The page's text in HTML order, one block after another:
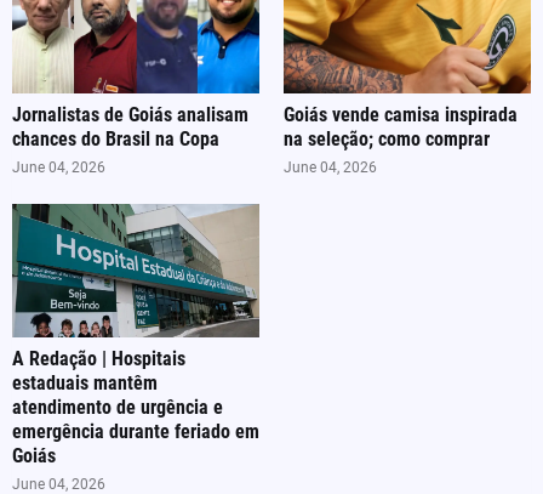
Jornalistas de Goiás analisam
chances do Brasil na Copa
June 04, 2026
Goiás vende camisa inspirada
na seleção; como comprar
June 04, 2026
A Redação | Hospitais
estaduais mantêm
atendimento de urgência e
emergência durante feriado em
Goiás
June 04, 2026